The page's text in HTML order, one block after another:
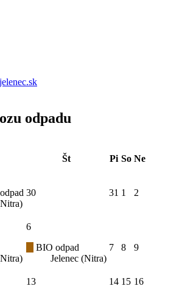
odpadu
Št Pi So Ne
30 31 1 2
6
BIO odpad
Jelenec (Nitra)
7 8 9
13 14 15 16